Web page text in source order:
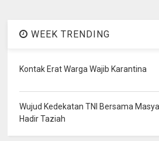
WEEK TRENDING
Kontak Erat Warga Wajib Karantina
Wujud Kedekatan TNI Bersama
Hadir Taziah